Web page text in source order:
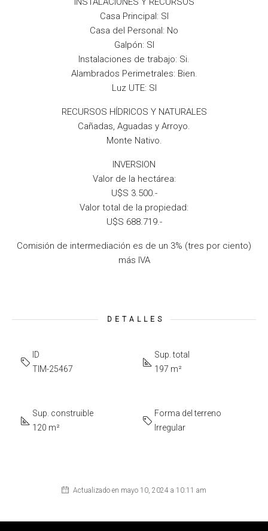
Casa Principal: SI
Casa del Personal: No
Galpón: SI
Instalaciones de trabajo: Si.
Alambrados Perimetrales: Bien.
Luz UTE: SI
RECURSOS HÍDRICOS Y NATURALES
Cañadas, Aguadas y Arroyo.
Monte Nativo.
INVERSION
Valor de la hectárea:
U$S 3.500.-
Valor total de la propiedad:
U$S 688.719.-
Comisión de intermediación es de un 3% (tres por ciento)
más IVA
DETALLES
ID
TIM-25467
Sup. total
197 m²
Sup. construible
120 m²
Forma del terreno
Irregular
Actualizado en mayo 10, 2024 a 10:11 am